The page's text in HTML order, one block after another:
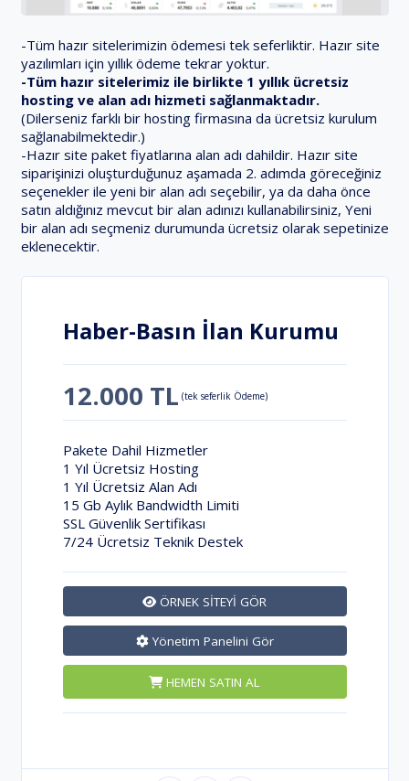
Haber-Basın İlan Kurumu
12.000 TL (tek seferlik Ödeme)
Pakete Dahil Hizmetler
1 Yıl Ücretsiz Hosting
1 Yıl Ücretsiz Alan Adı
15 Gb Aylık Bandwidth Limiti
SSL Güvenlik Sertifikası
7/24 Ücretsiz Teknik Destek
ÖRNEK SİTEYİ GÖR
Yönetim Panelini Gör
HEMEN SATIN AL
-Tüm hazır sitelerimizin ödemesi tek seferliktir. Hazır site
yazılımları için yıllık ödeme tekrar yoktur.
-Tüm hazır sitelerimiz ile birlikte 1 yıllık ücretsiz
hosting ve alan adı hizmeti sağlanmaktadır.
(Dilerseniz farklı bir hosting firmasına da ücretsiz kurulum
sağlanabilmektedir.)
-Hazır site paket fiyatlarına alan adı dahildir. Hazır site
siparişinizi oluşturduğunuz aşamada 2. adımda göreceğiniz
seçenekler ile yeni bir alan adı seçebilir, ya da daha önce
satın aldığınız mevcut bir alan adınızı kullanabilirsiniz, Yeni
bir alan adı seçmeniz durumunda ücretsiz olarak sepetinize
eklenecektir.